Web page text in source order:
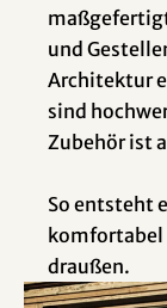
und
Architektur
sind
Zubehör ist
So entsteht
komfortabel
draußen.